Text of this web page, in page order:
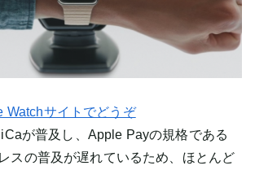
Watchサイトでどうぞ
が普及し、Apple Payの規格である
スの普及が遅れているため、ほとんど